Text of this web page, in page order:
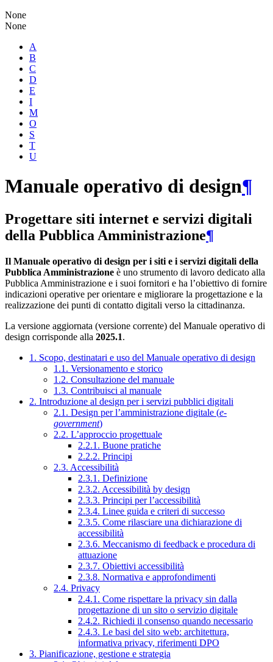
None
None
A
B
C
D
E
I
M
O
S
T
U
Manuale operativo di design¶
Progettare siti internet e servizi digitali
della Pubblica Amministrazione¶
Il Manuale operativo di design per i siti e i servizi digitali della
Pubblica Amministrazione è uno strumento di lavoro dedicato alla
Pubblica Amministrazione e i suoi fornitori e ha l’obiettivo di fornire
indicazioni operative per orientare e migliorare la progettazione e la
realizzazione dei punti di contatto digitali verso la cittadinanza.
La versione aggiornata (versione corrente) del Manuale operativo di
design corrisponde alla 2025.1.
1. Scopo, destinatari e uso del Manuale operativo di design
1.1. Versionamento e storico
1.2. Consultazione del manuale
1.3. Contribuisci al manuale
2. Introduzione al design per i servizi pubblici digitali
2.1. Design per l’amministrazione digitale (e-
government)
2.2. L’approccio progettuale
2.2.1. Buone pratiche
2.2.2. Principi
2.3. Accessibilità
2.3.1. Definizione
2.3.2. Accessibilità by design
2.3.3. Principi per l’accessibilità
2.3.4. Linee guida e criteri di successo
2.3.5. Come rilasciare una dichiarazione di
accessibilità
2.3.6. Meccanismo di feedback e procedura di
attuazione
2.3.7. Obiettivi accessibilità
2.3.8. Normativa e approfondimenti
2.4. Privacy
2.4.1. Come rispettare la privacy sin dalla
progettazione di un sito o servizio digitale
2.4.2. Richiedi il consenso quando necessario
2.4.3. Le basi del sito web: architettura,
informativa privacy, riferimenti DPO
3. Pianificazione, gestione e strategia